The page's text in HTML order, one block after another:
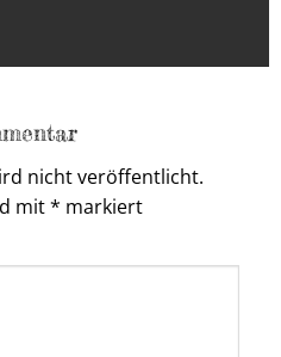
nicht veröffentlicht.
mit* markiert